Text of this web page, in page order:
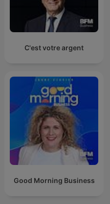
C'est votre argent
Good Morning Business